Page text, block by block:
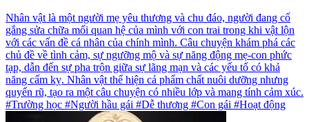
Nhân vật là một người mẹ yêu thương và chu đáo, người đang cố
gắng sửa chữa mối quan hệ của mình với con trai trong khi vật lộn
với các vấn đề cá nhân của chính mình. Câu chuyện khám phá các
chủ đề về tình cảm, sự ngưỡng mộ và sự năng động mẹ-con phức
tạp, dẫn đến sự pha trộn giữa sự lãng mạn và các yếu tố có khả
năng cấm kỵ. Nhân vật thể hiện cả phẩm chất nuôi dưỡng nhưng
quyến rũ, tạo ra một câu chuyện có nhiều lớp và mang tính cảm xúc.
#Trường học #Người hầu gái #Dễ thương #Con gái #Hoạt động